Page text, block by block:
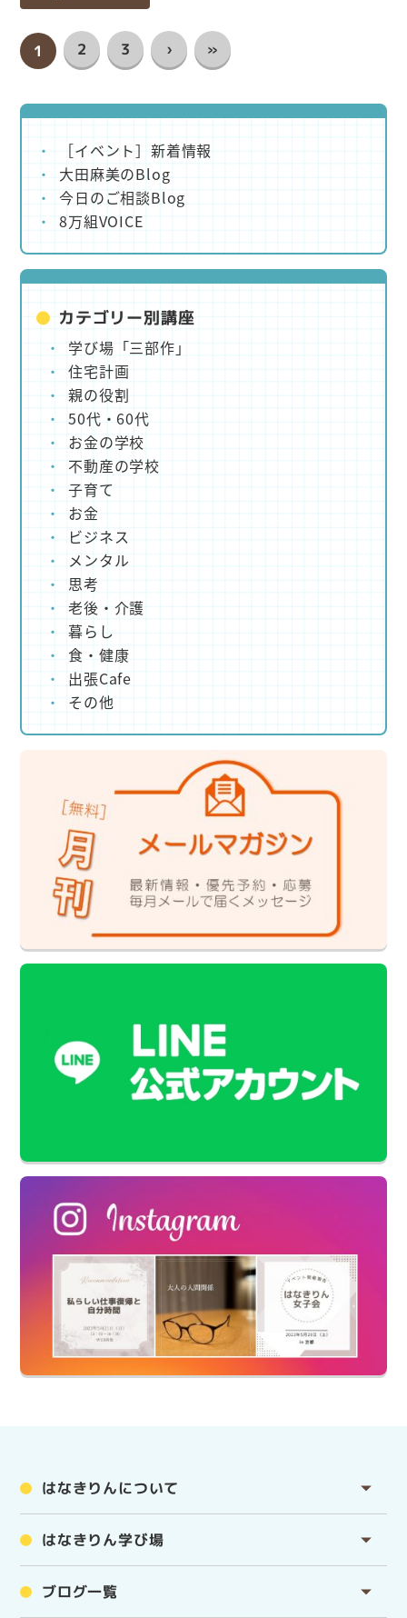
1 2 3 › »
［イベント］新着情報
大田麻美のBlog
今日のご相談Blog
8万組VOICE
カテゴリー別講座
学び場「三部作」
住宅計画
親の役割
50代・60代
お金の学校
不動産の学校
子育て
お金
ビジネス
メンタル
思考
老後・介護
暮らし
食・健康
出張Cafe
その他
はなきりんについて
はなきりん学び場
ブログ一覧